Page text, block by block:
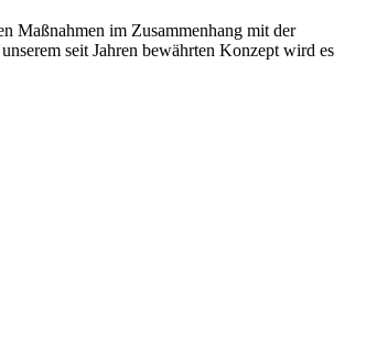
Maßnahmen im Zusammenhang mit der
seit Jahren bewährten Konzept wird es